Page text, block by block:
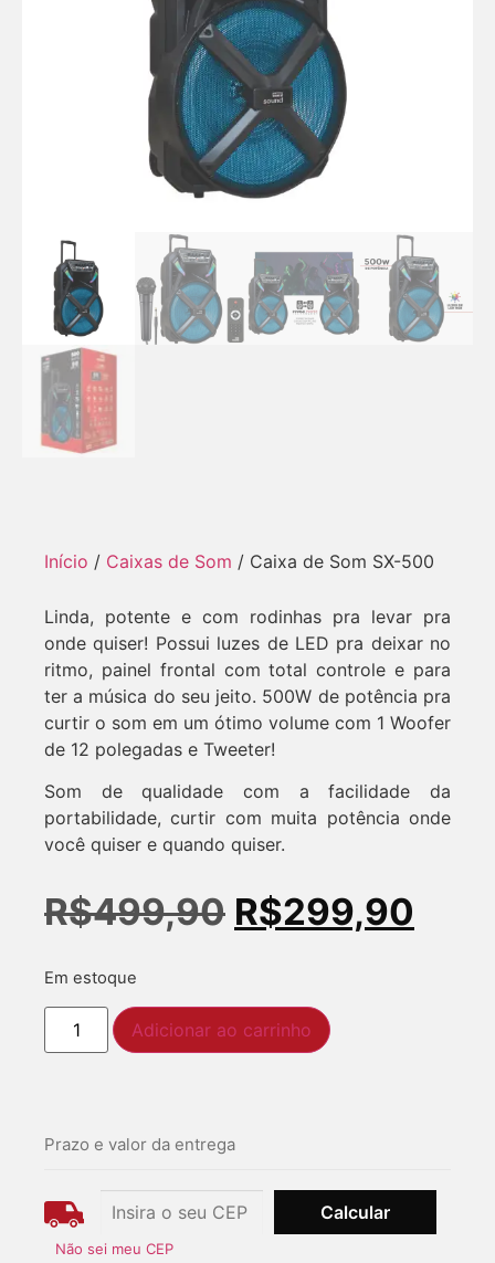
Início / Caixas de Som / Caixa de Som SX-500
Linda, potente e com rodinhas pra levar pra
onde quiser! Possui luzes de LED pra deixar no
ritmo, painel frontal com total controle e para
ter a música do seu jeito. 500W de potência pra
curtir o som em um ótimo volume com 1 Woofer
de 12 polegadas e Tweeter!
Som de qualidade com a facilidade da
portabilidade, curtir com muita potência onde
você quiser e quando quiser.
R$499,90 R$299,90
Em estoque
Adicionar ao carrinho
Prazo e valor da entrega
Não sei meu CEP